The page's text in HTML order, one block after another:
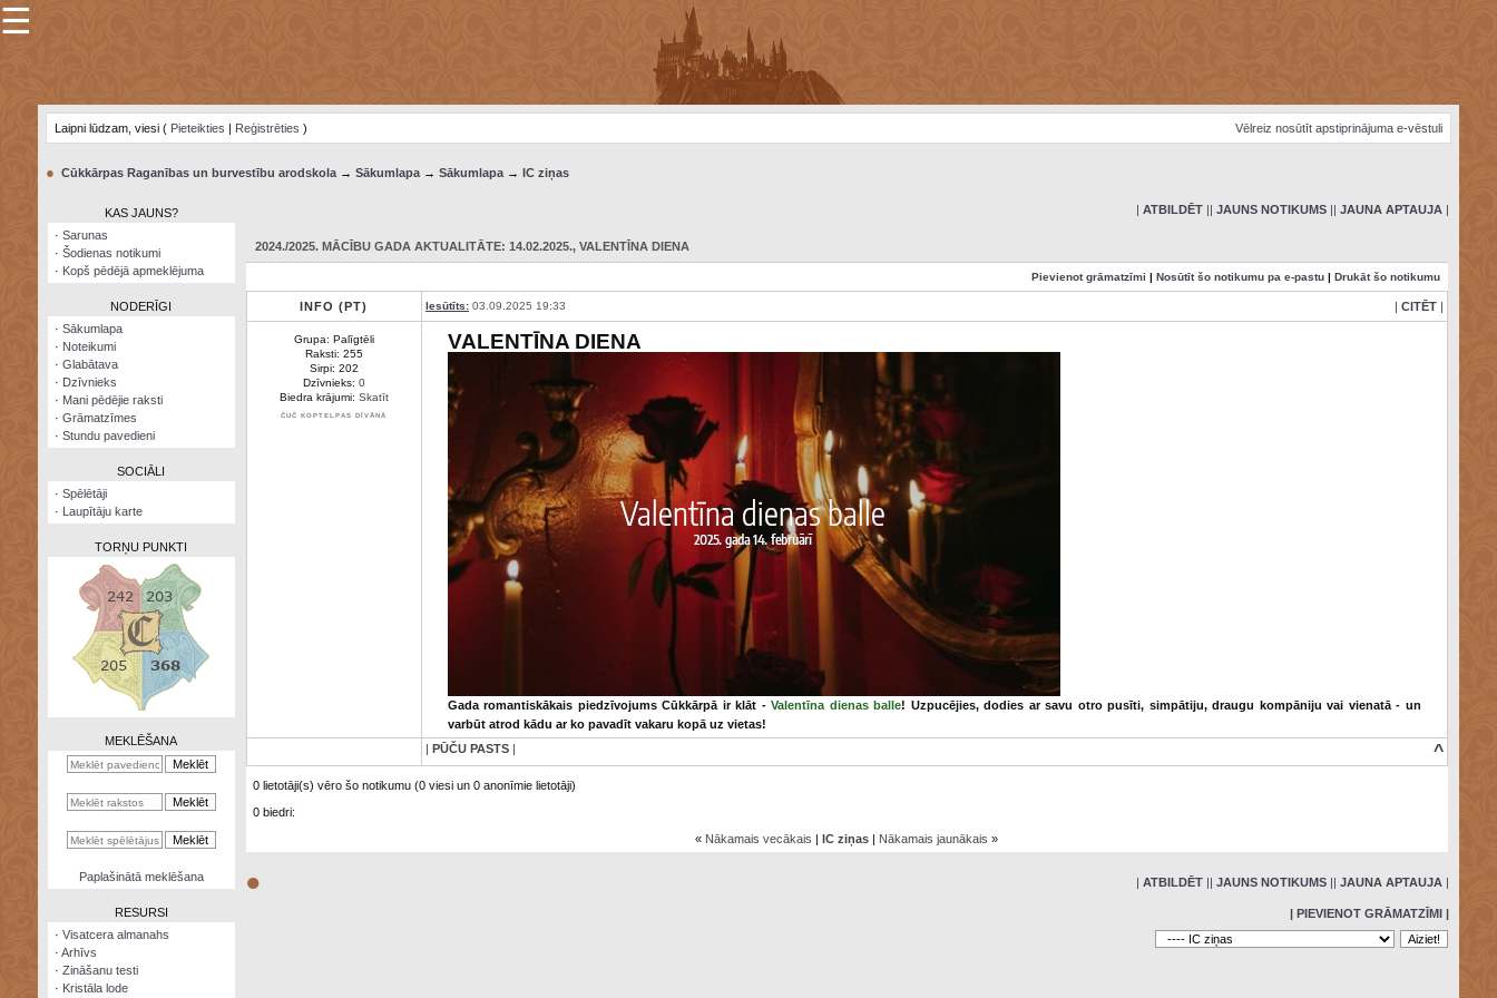
×
Šodienas
Visatcera
almanahs
kalkulators
☰
Laipni lūdzam, viesi ( Pieteikties | Reģistrēties ) Vēlreiz nosūtīt apstiprinājuma e-vēstuli
● Cūkkārpas Raganības un burvestību arodskola→ Sākumlapa→ Sākumlapa→ IC ziņas
KAS JAUNS?
· Sarunas
· Šodienas notikumi
· Kopš pēdējā apmeklējuma
NODERĪGI
· Sākumlapa
· Noteikumi
· Glabātava
· Dzīvnieks
· Mani pēdējie raksti
· Grāmatzīmes
· Stundu pavedieni
SOCIĀLI
· Spēlētāji
· Laupītāju karte
TORŅU PUNKTI
MEKLĒŠANA
Paplašinātā meklēšana
RESURSI
· Visatcera almanahs
· Arhīvs
· Zināšanu testi
· Kristāla lode
| ATBILDĒT|| JAUNS NOTIKUMS|| JAUNA APTAUJA|
2024./2025. MĀCĪBU GADA AKTUALITĀTE: 14.02.2025., VALENTĪNA DIENA
Pievienot grāmatzīmi | Nosūtīt šo notikumu pa e-pastu| Drukāt šo notikumu
INFO (PT) Iesūtīts:03.09.2025 19:33 | CITĒT|
Grupa: Palīgtēli
Raksti: 255
Sirpi: 202
Dzīvnieks: 0
Biedra krājumi: Skatīt
ČUČ KOPTELPAS DĪVĀNĀ
VALENTĪNA DIENA
Gada romantiskākais piedzīvojums Cūkkārpā ir klāt -Valentīna dienas balle! Uzpucējies, dodies ar savu otro pusīti, simpātiju, draugu kompāniju vai vienatā - un
varbūt atrod kādu ar ko pavadīt vakaru kopā uz vietas!
| PŪČU PASTS| ^
0 lietotāji(s) vēro šo notikumu (0 viesi un 0 anonīmie lietotāji)
0 biedri:
« Nākamais vecākais |IC ziņas | Nākamais jaunākais »
● | ATBILDĒT|| JAUNS NOTIKUMS|| JAUNA APTAUJA|
| PIEVIENOT GRĀMATZĪMI |